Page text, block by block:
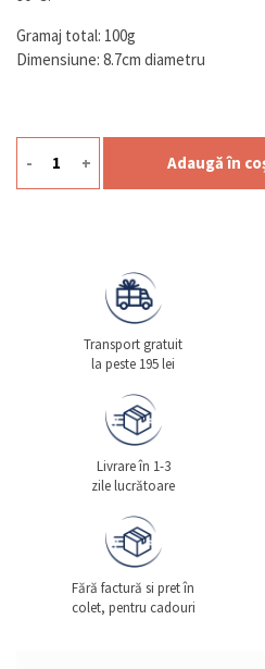
Gramaj total: 100g
Dimensiune: 8.7cm diametru
Cantitate Ceai Christmas Tea Vert
- + Adaugă în
Transport gratuit
la peste 195 lei
Livrare în 1-3
zile lucrătoare
Fără factură si pret în
colet, pentru cadouri